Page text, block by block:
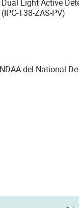
Light Active
T38-ZAS-PV)
del National